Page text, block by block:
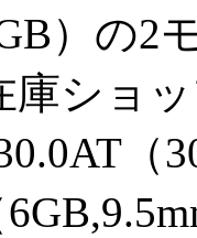
）の2
庫ショ
（